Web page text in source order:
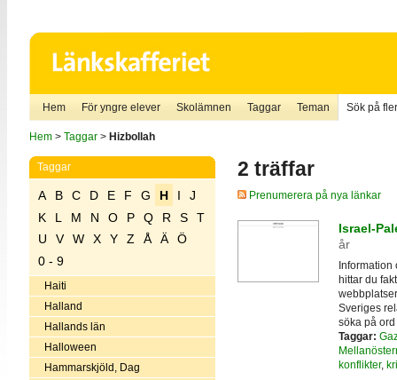
Hem För yngre elever Skolämnen Taggar Teman Sök på
Hem> Taggar> Hizbollah
Taggar
A B C D E F G H I
J
K
L M N O P Q R S
T
U
V W X Y Z Å Ä
Ö
0 - 9
Haiti
Halland
Hallands län
Halloween
Hammarskjöld, Dag
2 träffar
Prenumerera på nya länkar
Israel-
år
Information
hittar du
Sveriges
söka på
Taggar:
konflikter,